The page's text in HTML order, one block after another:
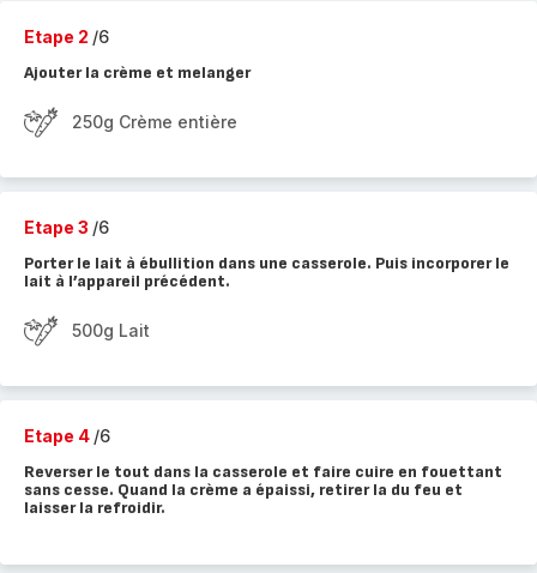
Etape 2 /6
Ajouter la crème et melanger
250g Crème entière
Etape 3 /6
Porter le lait à ébullition dans une casserole. Puis incorporer le
lait à l’appareil précédent.
500g Lait
Etape 4 /6
Reverser le tout dans la casserole et faire cuire en fouettant
sans cesse. Quand la crème a épaissi, retirer la du feu et
laisser la refroidir.